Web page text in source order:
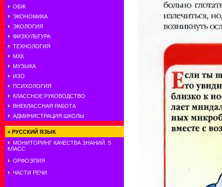
ОБЖ
ЭКОНОМИКА
ЭКОЛОГИЯ
ФИЗКУЛЬТУРА
ТЕХНОЛОГИЯ
МХК
МУЗЫКА
ИЗО
ПСИХОЛОГИЯ
КЛАССНОЕ РУКОВОДСТВО
ВНЕКЛАССНАЯ РАБОТА
АДМИНИСТРАЦИЯ ШКОЛЫ
» РУССКИЙ ЯЗЫК
МОНИТОРИНГ КАЧЕСТВА ЗНАНИЙ. 5
КЛАСС
ОРФОЭПИЯ
ЧАСТИ РЕЧИ